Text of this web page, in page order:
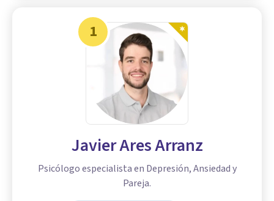
1
Javier Ares Arranz
Psicólogo especialista en Depresión, Ansiedad y
Pareja.